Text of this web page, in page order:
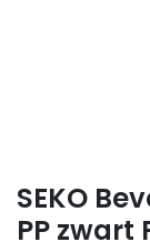
SEKO
PP zwart